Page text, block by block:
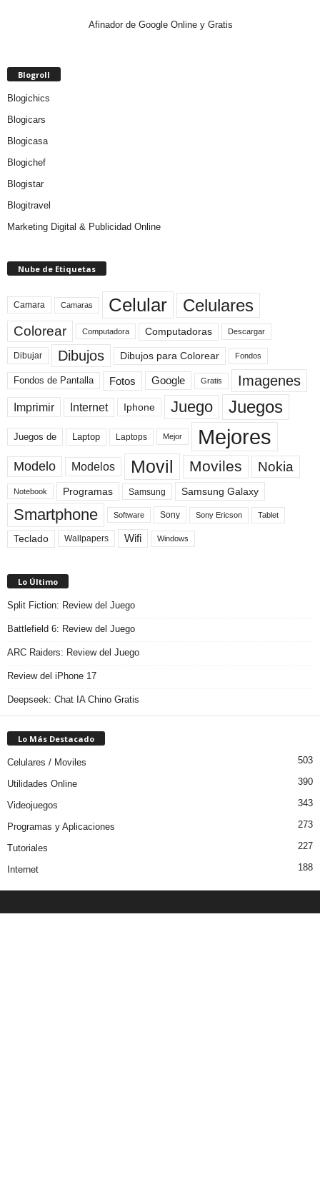
Afinador de Google Online y Gratis
Blogroll
Blogichics
Blogicars
Blogicasa
Blogichef
Blogistar
Blogitravel
Marketing Digital & Publicidad Online
Nube de Etiquetas
Camara Camaras Celular Celulares
Colorear Computadora Computadoras Descargar
Dibujar Dibujos Dibujos para Colorear Fondos
Fondos de Pantalla Fotos Google Gratis Imagenes
Imprimir Internet Iphone Juego Juegos
Juegos de Laptop Laptops Mejor Mejores
Modelo Modelos Movil Moviles Nokia
Notebook Programas Samsung Samsung Galaxy
Smartphone Software Sony Sony Ericson Tablet
Teclado Wallpapers Wifi Windows
Lo Último
Split Fiction: Review del Juego
Battlefield 6: Review del Juego
ARC Raiders: Review del Juego
Review del iPhone 17
Deepseek: Chat IA Chino Gratis
Lo Más Destacado
Celulares / Moviles 503
Utilidades Online 390
Videojuegos 343
Programas y Aplicaciones 273
Tutoriales 227
Internet 188